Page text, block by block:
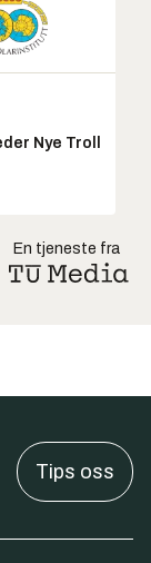
Nye Troll
En tjeneste fra
Tips oss